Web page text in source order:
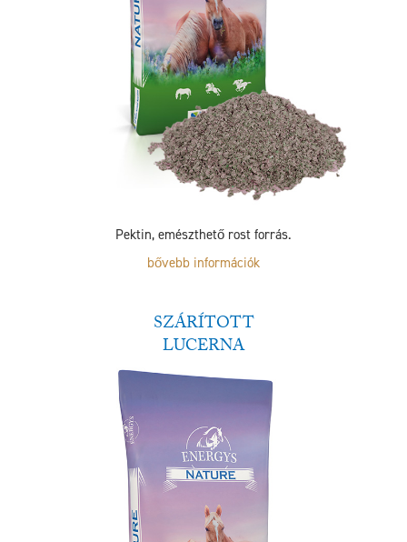
Pektin, emészthető rost forrás.
bővebb információk
SZÁRÍTOTT
LUCERNA